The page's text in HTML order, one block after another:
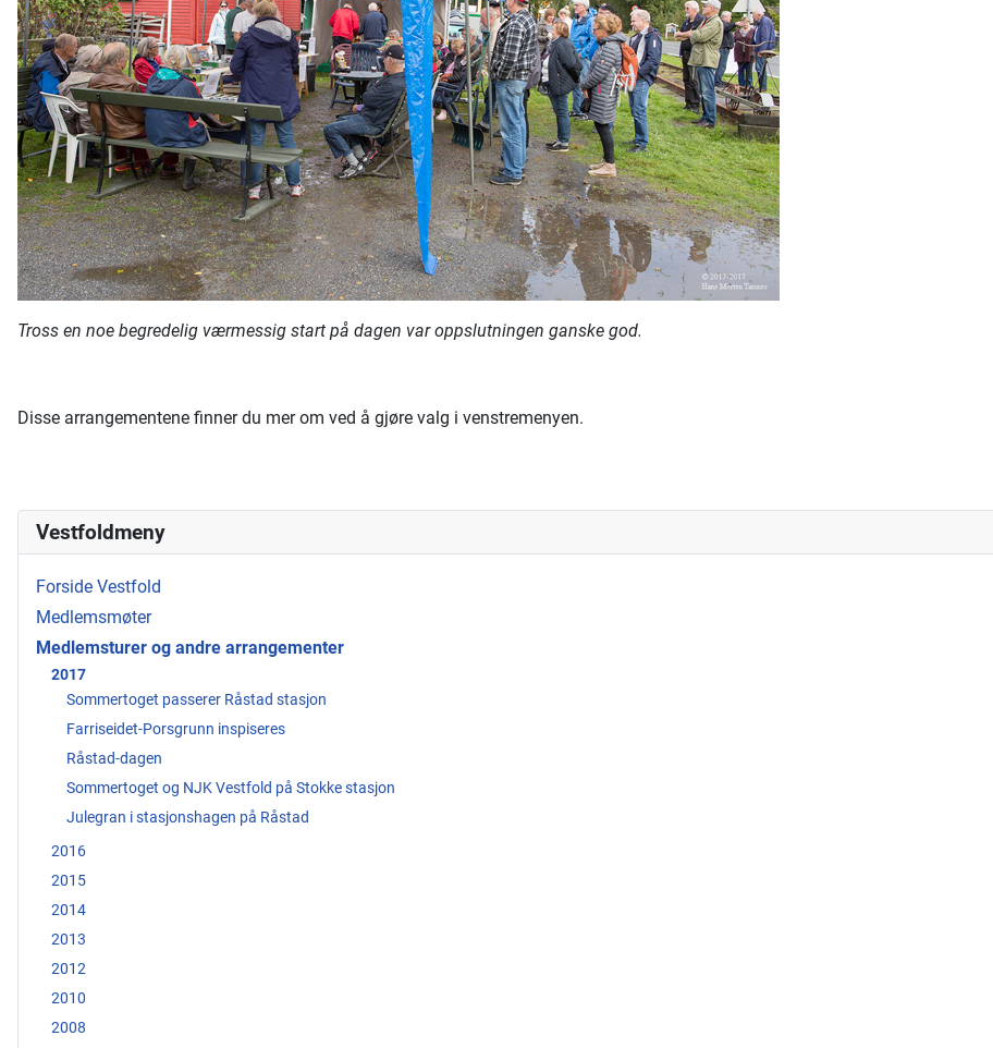
Vestfoldmeny
Forside Vestfold
Medlemsmøter
Medlemsturer og andre arrangementer
2017
Sommertoget passerer Råstad stasjon
Farriseidet-Porsgrunn inspiseres
Råstad-dagen
Sommertoget og NJK Vestfold på Stokke stasjon
Julegran i stasjonshagen på Råstad
2016
2015
2014
2013
2012
2010
2008
Tross en noe begredelig værmessig start på dagen var oppslutningen ganske god.
Disse arrangementene finner du mer om ved å gjøre valg i venstremenyen.